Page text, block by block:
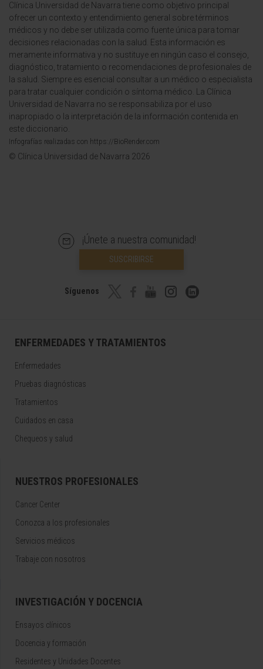
Clínica Universidad de Navarra tiene como objetivo principal
ofrecer un contexto y entendimiento general sobre términos
médicos y no debe ser utilizada como fuente única para tomar
decisiones relacionadas con la salud. Esta información es
meramente informativa y no sustituye en ningún caso el consejo,
diagnóstico, tratamiento o recomendaciones de profesionales de
la salud. Siempre es esencial consultar a un médico o especialista
para tratar cualquier condición o síntoma médico. La Clínica
Universidad de Navarra no se responsabiliza por el uso
inapropiado o la interpretación de la información contenida en
este diccionario.
Infografías realizadas con https://BioRender.com
© Clínica Universidad de Navarra 2026
¡Únete a nuestra comunidad!
SUSCRIBIRSE
Síguenos
ENFERMEDADES Y TRATAMIENTOS
Enfermedades
Pruebas diagnósticas
Tratamientos
Cuidados en casa
Chequeos y salud
NUESTROS PROFESIONALES
Cancer Center
Conozca a los profesionales
Servicios médicos
Trabaje con nosotros
INVESTIGACIÓN Y DOCENCIA
Ensayos clínicos
Docencia y formación
Residentes y Unidades Docentes